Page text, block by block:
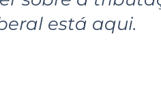
está aqui.